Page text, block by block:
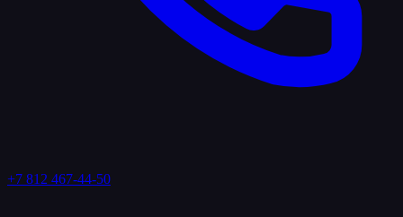
+7 812 467-44-50